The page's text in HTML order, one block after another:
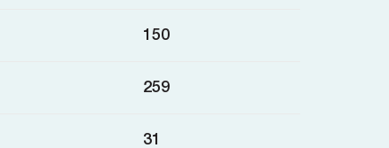
150
259
31